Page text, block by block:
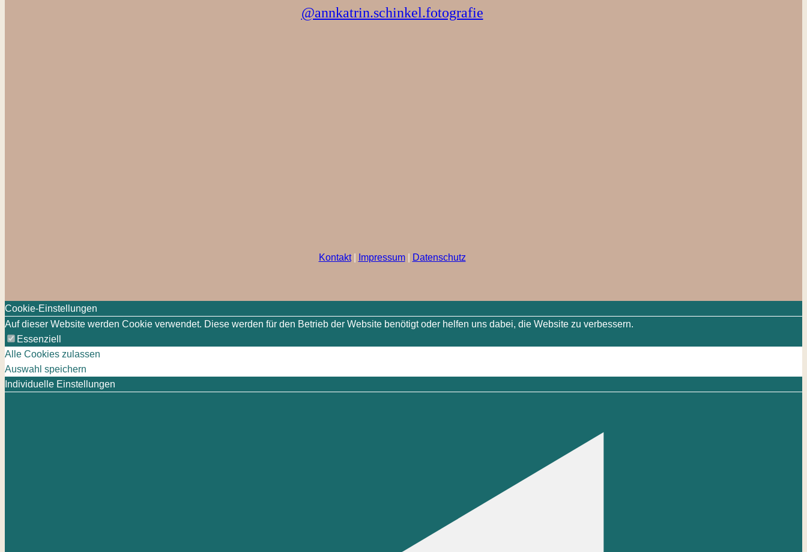
@annkatrin.schinkel.fotografie
Kontakt| Impressum| Datenschutz
Cookie-Einstellungen
Auf dieser Website werden Cookie verwendet. Diese werden für den Betrieb der Website benötigt oder helfen uns dabei, die Website zu verbessern.
Essenziell
Alle Cookies zulassen
Auswahl speichern
Individuelle Einstellungen